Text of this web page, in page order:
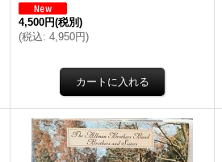
4,500円(税別)
(税込: 4,950円)